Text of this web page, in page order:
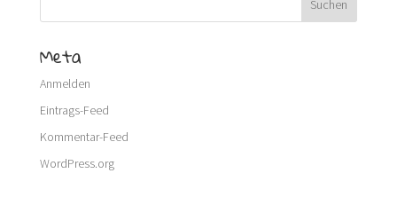
Meta
Anmelden
Eintrags-Feed
Kommentar-Feed
WordPress.org